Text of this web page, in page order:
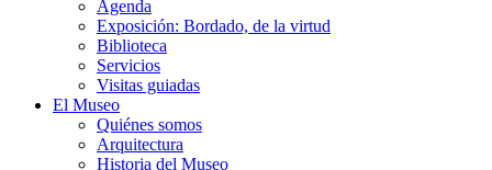
Agenda
Exposición: Bordado, de la virtud
Biblioteca
Servicios
Visitas guiadas
El Museo
Quiénes somos
Arquitectura
Historia del Museo